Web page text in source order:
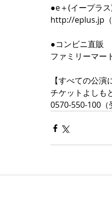
●e＋(イープラ
http://eplus.jp（
●コンビニ直販
ファミリーマ
【すべての公
チケットよしも
0570‐550‐100